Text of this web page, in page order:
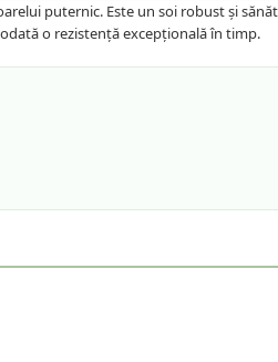
puternic. Este un soi robust și
o rezistență excepțională în timp.